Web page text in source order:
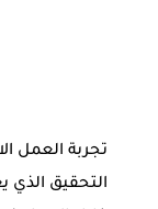
تجربة العمل
التحقيق الذي